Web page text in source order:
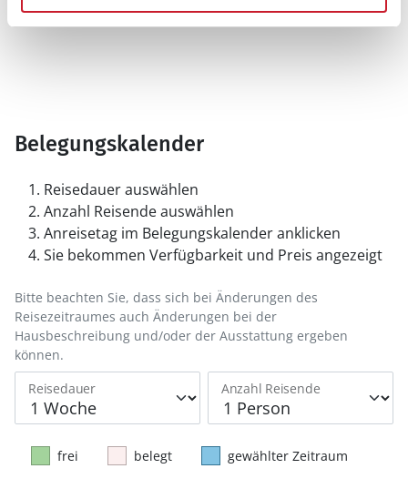
Belegungskalender
Reisedauer auswählen
Anzahl Reisende auswählen
Anreisetag im Belegungskalender anklicken
Sie bekommen Verfügbarkeit und Preis angezeigt
Reisedauer Anzahl Reisende
Bitte beachten Sie, dass sich bei Änderungen des
Reisezeitraumes auch Änderungen bei der
Hausbeschreibung und/oder der Ausstattung ergeben
können.
frei belegt gewählter Zeitraum